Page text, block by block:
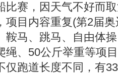
比赛，因天气不好而
项目内容重复(第2届
鞍马、跳马、自由体
绳、50公斤举重等项
仅跑道长度不同，有